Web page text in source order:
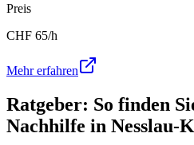
Preis
CHF 65/h
Mehr erfahren
Ratgeber: So finden
Nachhilfe in Nesslau-